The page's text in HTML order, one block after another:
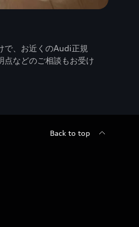
で、お近くのAudi正規
点などのご相談もお受け
Back to top